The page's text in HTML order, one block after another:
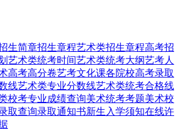
生简章招生章程艺术类招生章程高考招
艺术类统考时间艺术类统考大纲艺考人
高考高分卷艺考文化课各院校高考录取
线艺术类专业分数线艺术类统考合格线
校考专业成绩查询美术统考考题美术校
取查询录取通知书新生入学须知在线许